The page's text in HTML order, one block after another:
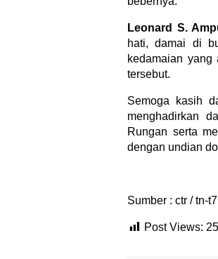
Leonard S.
hati, damai di
kedamaian
tersebut.
Semoga kasih
menghadirkan
Rungan serta
dengan undian
Sumber : ctr / tn-t7
Post Views: